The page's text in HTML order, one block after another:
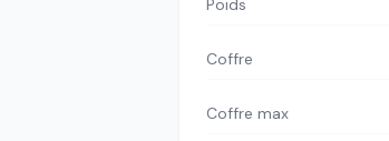
Poids
Coffre
Coffre max